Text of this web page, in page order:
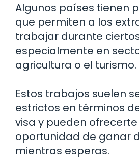
Algunos países tienen
que permiten a los
trabajar durante
especialmente en
agricultura o el turismo.
Estos trabajos suelen
estrictos en términos
visa y pueden
oportunidad de ganar
mientras esperas.